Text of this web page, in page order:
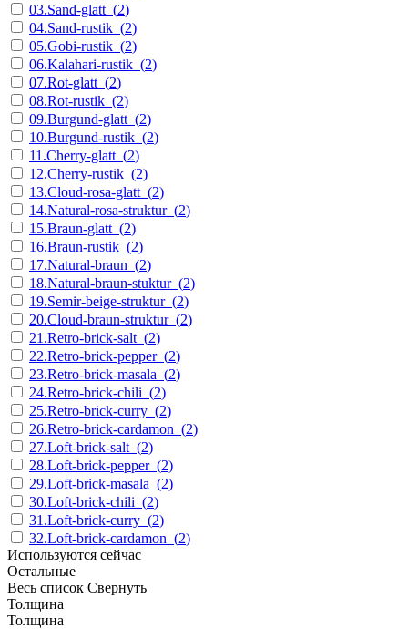
03.Sand-glatt (2)
04.Sand-rustik (2)
05.Gobi-rustik (2)
06.Kalahari-rustik (2)
07.Rot-glatt (2)
08.Rot-rustik (2)
09.Burgund-glatt (2)
10.Burgund-rustik (2)
11.Cherry-glatt (2)
12.Cherry-rustik (2)
13.Cloud-rosa-glatt (2)
14.Natural-rosa-struktur (2)
15.Braun-glatt (2)
16.Braun-rustik (2)
17.Natural-braun (2)
18.Natural-braun-stuktur (2)
19.Semir-beige-struktur (2)
20.Cloud-braun-struktur (2)
21.Retro-brick-salt (2)
22.Retro-brick-pepper (2)
23.Retro-brick-masala (2)
24.Retro-brick-chili (2)
25.Retro-brick-curry (2)
26.Retro-brick-cardamon (2)
27.Loft-brick-salt (2)
28.Loft-brick-pepper (2)
29.Loft-brick-masala (2)
30.Loft-brick-chili (2)
31.Loft-brick-curry (2)
32.Loft-brick-cardamon (2)
Используются сейчас
Остальные
Весь список Свернуть
Толщина
Толщина